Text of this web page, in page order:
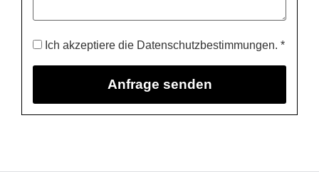
Ich akzeptiere die Datenschutzbestimmungen. *